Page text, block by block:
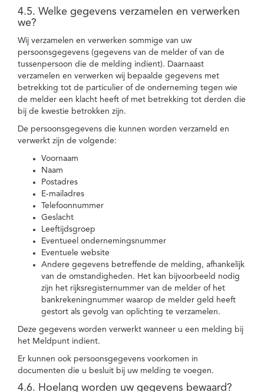
4.5. Welke gegevens verzamelen en verwerken
we?
Wij verzamelen en verwerken sommige van uw
persoonsgegevens (gegevens van de melder of van de
tussenpersoon die de melding indient). Daarnaast
verzamelen en verwerken wij bepaalde gegevens met
betrekking tot de particulier of de onderneming tegen wie
de melder een klacht heeft of met betrekking tot derden die
bij de kwestie betrokken zijn.
De persoonsgegevens die kunnen worden verzameld en
verwerkt zijn de volgende:
Voornaam
Naam
Postadres
E-mailadres
Telefoonnummer
Geslacht
Leeftijdsgroep
Eventueel ondernemingsnummer
Eventuele website
Andere gegevens betreffende de melding, afhankelijk
van de omstandigheden. Het kan bijvoorbeeld nodig
zijn het rijksregisternummer van de melder of het
bankrekeningnummer waarop de melder geld heeft
gestort als gevolg van oplichting te verzamelen.
Deze gegevens worden verwerkt wanneer u een melding bij
het Meldpunt indient.
Er kunnen ook persoonsgegevens voorkomen in
documenten die u besluit bij uw melding te voegen.
4.6. Hoelang worden uw gegevens bewaard?